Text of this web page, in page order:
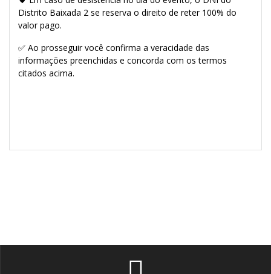
Distrito Baixada 2 se reserva o direito de reter 100% do
valor pago.
✅ Ao prosseguir você confirma a veracidade das
informações preenchidas e concorda com os termos
citados acima.